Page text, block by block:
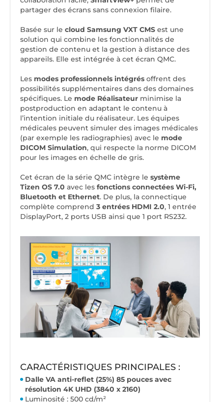
partager des écrans sans connexion filaire.
Basée sur le cloud Samsung VXT CMS est une
solution qui combine les fonctionnalités de
gestion de contenu et la gestion à distance des
appareils. Elle est intégrée à cet écran QMC.
Les modes professionnels intégrés offrent des
possibilités supplémentaires dans des domaines
spécifiques. Le mode Réalisateur minimise la
postproduction en adaptant le contenu à
l’intention initiale du réalisateur. Les équipes
médicales peuvent simuler des images médicales
(par exemple les radiographies) avec le mode
DICOM Simulation, qui respecte la norme DICOM
pour les images en échelle de gris.
Cet écran de la série QMC intègre le système
Tizen OS 7.0 avec les fonctions connectées Wi-Fi,
Bluetooth et Ethernet. De plus, la connectique
complète comprend 3 entrées HDMI 2.0, 1 entrée
DisplayPort, 2 ports USB ainsi que 1 port RS232.
CARACTÉRISTIQUES PRINCIPALES :
Dalle VA anti-reflet (25%) 85 pouces avec
résolution 4K UHD (3840 x 2160)
Luminosité : 500 cd/m²